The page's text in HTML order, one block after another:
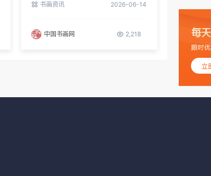
书画资讯 2026-06-14
中国书画网 2,218
立